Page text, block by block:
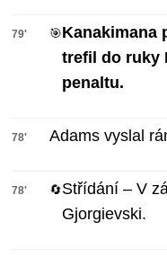
79' 🎯Kanakimana
trefil do ruky
penaltu.
78' Adams vyslal
78' 🔄Střídání – V
Gjorgievski.